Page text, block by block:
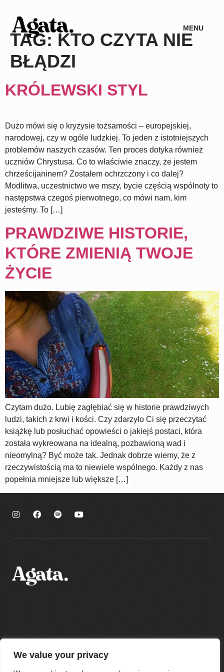
We value your privacy
MENU
TAG: KTO CZYTA NIE
BŁĄDZI
KRÓLEWSKI STYL
Dużo mówi się o kryzysie tożsamości – europejskiej,
narodowej, czy w ogóle ludzkiej. To jeden z istotniejszych
problemów naszych czasów. Ten proces dotyka również
uczniów Chrystusa. Co to właściwie znaczy, że jestem
chrześcijaninem? Zostałem ochrzczony i co dalej?
Modlitwa, uczestnictwo we mszy, bycie częścią wspólnoty to
następstwa czegoś pierwotnego, co mówi nam, kim
jesteśmy. To […]
PRAWDZIWE HISTORIE,
KTÓRE ZMIENIĄ TWOJE
ŻYCIE
Czytam dużo. Lubię zagłębiać się w historie prawdziwych
ludzi, takich z krwi i kości. Czy zdarzyło Ci się przeczytać
książkę lub posłuchać opowieści o jakiejś postaci, która
została wykreowana na idealną, pozbawioną wad i
nieomylną? Być może tak. Jednak dobrze wiemy, że z
rzeczywistością ma to niewiele wspólnego. Każdy z nas
popełnia mniejsze lub większe […]
Regulamin sklepu